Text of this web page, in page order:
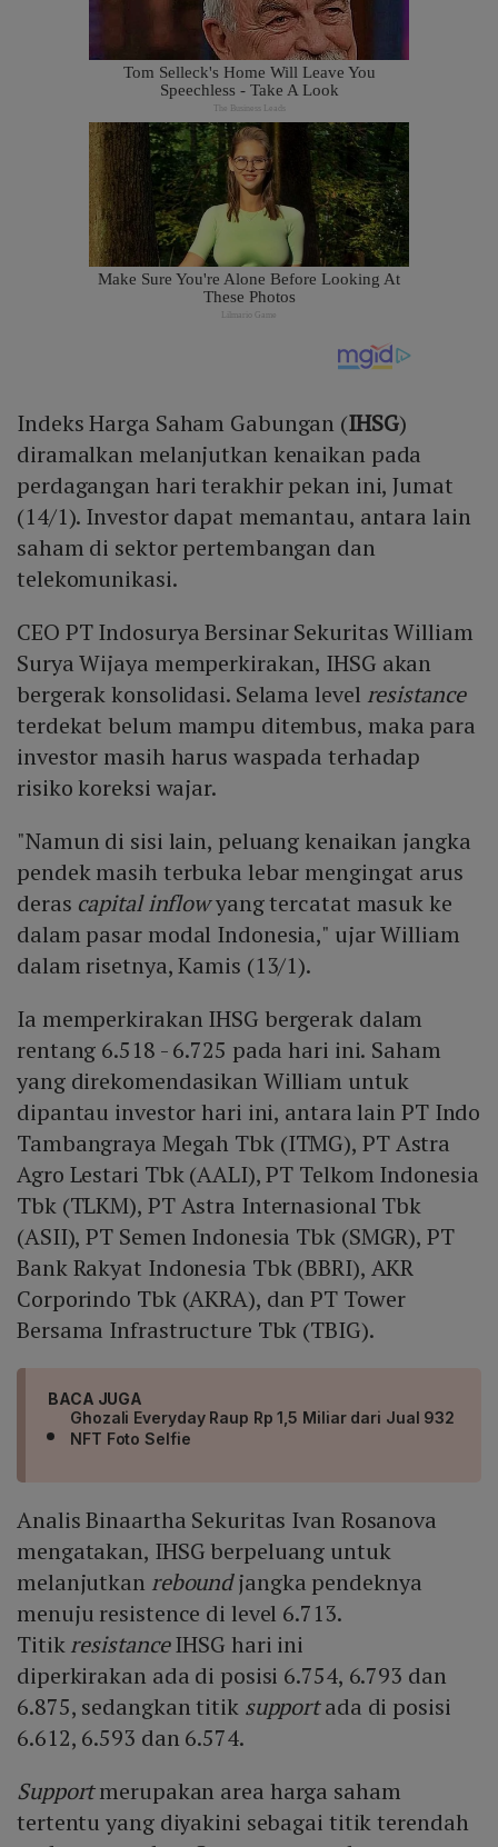
Indeks Harga Saham Gabungan (IHSG)
diramalkan melanjutkan kenaikan pada
perdagangan hari terakhir pekan ini, Jumat
(14/1). Investor dapat memantau, antara lain
saham di sektor pertembangan dan
telekomunikasi.
CEO PT Indosurya Bersinar Sekuritas William
Surya Wijaya memperkirakan, IHSG akan
bergerak konsolidasi. Selama level resistance
terdekat belum mampu ditembus, maka para
investor masih harus waspada terhadap
risiko koreksi wajar.
"Namun di sisi lain, peluang kenaikan jangka
pendek masih terbuka lebar mengingat arus
deras capital inflowyang tercatat masuk ke
dalam pasar modal Indonesia," ujar William
dalam risetnya, Kamis (13/1).
Ia memperkirakan IHSG bergerak dalam
rentang 6.518 - 6.725 pada hari ini. Saham
yang direkomendasikan William untuk
dipantau investor hari ini, antara lain PT Indo
Tambangraya Megah Tbk (ITMG), PT Astra
Agro Lestari Tbk (AALI), PT Telkom Indonesia
Tbk (TLKM), PT Astra Internasional Tbk
(ASII), PT Semen Indonesia Tbk (SMGR), PT
Bank Rakyat Indonesia Tbk (BBRI), AKR
Corporindo Tbk (AKRA), dan PT Tower
Bersama Infrastructure Tbk (TBIG).
BACA JUGA
Ghozali Everyday Raup Rp 1,5 Miliar dari Jual 932
NFT Foto Selfie
Analis Binaartha Sekuritas Ivan Rosanova
mengatakan, IHSG berpeluang untuk
melanjutkan reboundjangka pendeknya
menuju resistence di level 6.713.
TitikresistanceIHSG hari ini
diperkirakan ada di posisi 6.754, 6.793 dan
6.875, sedangkan titik supportada di posisi
6.612, 6.593 dan 6.574.
Supportmerupakan area harga saham
tertentu yang diyakini sebagai titik terendah